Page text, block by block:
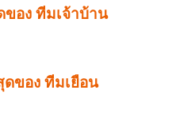
อง ทีมเจ้าบ้าน
ของ ทีมเยือน